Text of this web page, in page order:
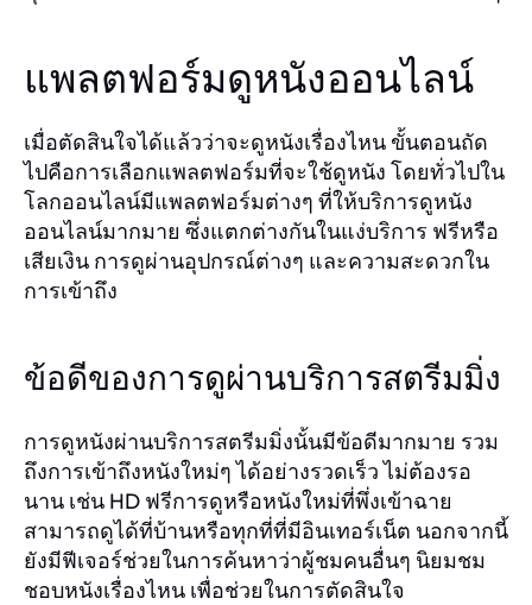
แพลตฟอร์มดูหนังออนไลน์
เมื่อตัดสินใจได้แล้วว่าจะดูหนังเรื่องไหน ขั้นตอนถัด
ไปคือการเลือกแพลตฟอร์มที่จะใช้ดูหนัง โดยทั่วไปใน
โลกออนไลน์มีแพลตฟอร์มต่างๆ ที่ให้บริการดูหนัง
ออนไลน์มากมาย ซึ่งแตกต่างกันในแง่บริการ ฟรีหรือ
เสียเงิน การดูผ่านอุปกรณ์ต่างๆ และความสะดวกใน
การเข้าถึง
ข้อดีของการดูผ่านบริการสตรีมมิ่ง
การดูหนังผ่านบริการสตรีมมิ่งนั้นมีข้อดีมากมาย รวม
ถึงการเข้าถึงหนังใหม่ๆ ได้อย่างรวดเร็ว ไม่ต้องรอ
นาน เช่น HD ฟรีการดูหรือหนังใหม่ที่พึ่งเข้าฉาย
สามารถดูได้ที่บ้านหรือทุกที่ที่มีอินเทอร์เน็ต นอกจากนี้
ยังมีฟีเจอร์ช่วยในการค้นหาว่าผู้ชมคนอื่นๆ นิยมชม
ชอบหนังเรื่องไหน เพื่อช่วยในการตัดสินใจ